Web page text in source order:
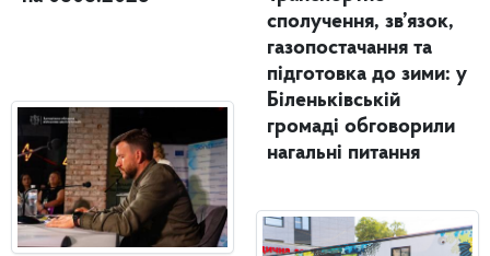
сполучення, зв’язок,
газопостачання та
підготовка до зими: у
Біленьківській
громаді обговорили
нагальні питання